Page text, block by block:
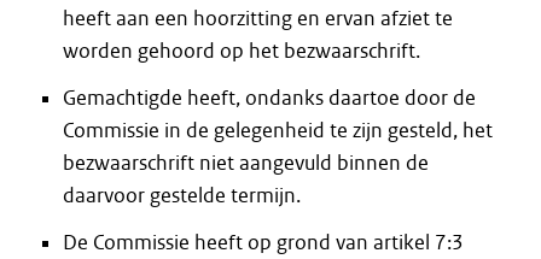
heeft aan een hoorzitting en ervan afziet te
worden gehoord op het bezwaarschrift.
Gemachtigde heeft, ondanks daartoe door de
Commissie in de gelegenheid te zijn gesteld, het
bezwaarschrift niet aangevuld binnen de
daarvoor gestelde termijn.
De Commissie heeft op grond van artikel 7:3